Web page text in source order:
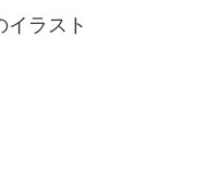
イラスト